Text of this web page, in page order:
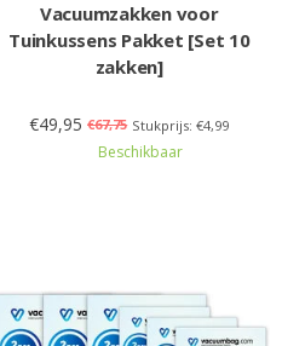
Vacuumzakken voor
Tuinkussens Pakket [Set 10
zakken]
€49,95 €67,75 Stukprijs: €4,99
Beschikbaar